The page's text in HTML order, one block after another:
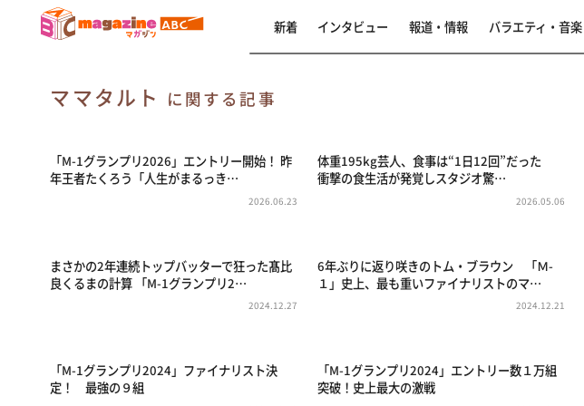
新着 インタビュー 報道・情報 バラエティ・音楽
ママタルト に関する記事
「M-1グランプリ2026」エントリー開始！ 昨
年王者たくろう「人生がまるっき…
2026.06.23
体重195kg芸人、食事は“1日12回”だった
衝撃の食生活が発覚しスタジオ驚…
2026.05.06
まさかの2年連続トップバッターで狂った髙比
良くるまの計算 「M-1グランプリ2…
2024.12.27
6年ぶりに返り咲きのトム・ブラウン 「Ｍ-
１」史上、最も重いファイナリストのマ…
2024.12.21
「M-1グランプリ2024」ファイナリスト決
定！ 最強の９組
「M-1グランプリ2024」エントリー数１万組
突破！史上最大の激戦